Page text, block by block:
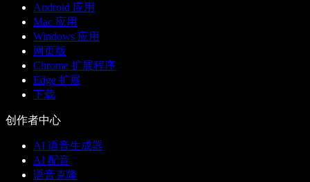
Android 应用
Mac 应用
Windows 应用
网页版
Chrome 扩展程序
Edge 扩展
下载
创作者中心
AI 语音生成器
AI 配音
语音克隆